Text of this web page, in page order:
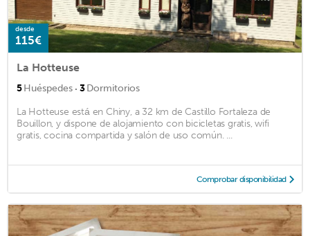
desde
115€
La Hotteuse
5Huéspedes · 3Dormitorios
La Hotteuse está en Chiny, a 32 km de Castillo Fortaleza de
Bouillon, y dispone de alojamiento con bicicletas gratis, wifi
gratis, cocina compartida y salón de uso común. ...
Comprobar disponibilidad